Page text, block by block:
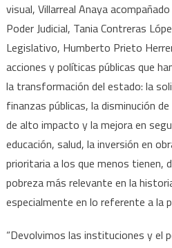
visual, Villarreal Anaya
Poder Judicial, Tania Contreras
Legislativo, Humberto Prieto
acciones y políticas públicas que
la transformación del estado: la
finanzas públicas, la disminución
de alto impacto y la mejora en
educación, salud, la inversión en
prioritaria a los que menos tienen,
pobreza más relevante en la
especialmente en lo referente a la
“Devolvimos las instituciones y el